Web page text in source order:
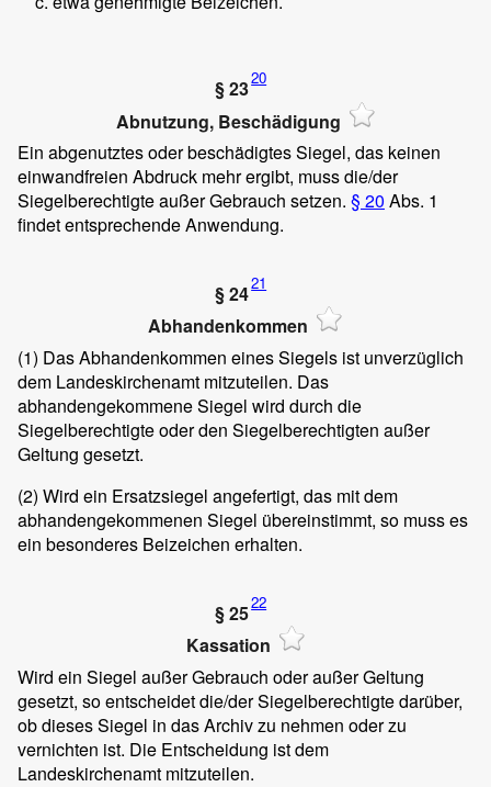
§ 2320
Abnutzung, Beschädigung
Ein abgenutztes oder beschädigtes Siegel, das keinen
einwandfreien Abdruck mehr ergibt, muss die/der
Siegelberechtigte außer Gebrauch setzen. § 20 Abs. 1
findet entsprechende Anwendung.
§ 2421
Abhandenkommen
(1) Das Abhandenkommen eines Siegels ist unverzüglich
dem Landeskirchenamt mitzuteilen. Das
abhandengekommene Siegel wird durch die
Siegelberechtigte oder den Siegelberechtigten außer
Geltung gesetzt.
(2) Wird ein Ersatzsiegel angefertigt, das mit dem
abhandengekommenen Siegel übereinstimmt, so muss es
ein besonderes Beizeichen erhalten.
§ 2522
Kassation
Wird ein Siegel außer Gebrauch oder außer Geltung
gesetzt, so entscheidet die/der Siegelberechtigte darüber,
ob dieses Siegel in das Archiv zu nehmen oder zu
vernichten ist. Die Entscheidung ist dem
Landeskirchenamt mitzuteilen.